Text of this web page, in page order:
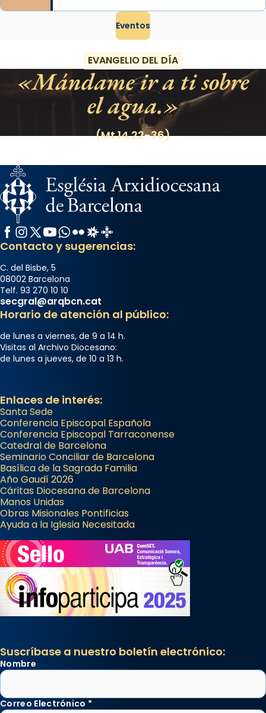
Eventos
EVANGELIO DEL DÍA
Mándame ir a ti sobre
el agua.
(Mt 14,22-36)
Facebook
Instagram
X / Twitter
YouTube
WhatsApp
FlickrRadio Estel
Catalunya Cristiana
Contacto y sugerencias:
C. del Bisbe, 5
08002 Barcelona
Telf. 93 270 10 10
secgral@arqbcn.cat
Horario de atención al público:
de lunes a viernes, de 9 a 14 h.
Visitas al Archivo Diocesano:
de lunes a jueves, de 10 a 13 h.
Enlaces de interés:
Santa Sede
Conferencia Episcopal Española
Conferencia Episcopal Tarraconense
Catedral de Barcelona
Seminario Conciliar de Barcelona
Basílica de la Sagrada Familia
Año Gaudí 2026
Cáritas Diocesana de Barcelona
Manos Unidas
Obras Misionales Pontificias
Ayuda a la Iglesia Necesitada
Suscríbase a nuestro boletín electrónico:
Nombre
Correo Electrónico *